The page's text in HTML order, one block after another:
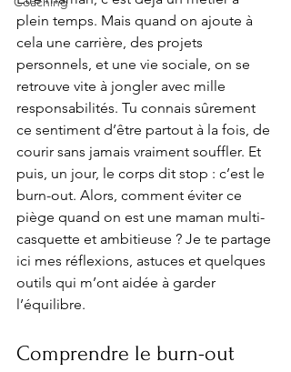
plein temps. Mais quand on ajoute à
cela une carrière, des projets
personnels, et une vie sociale, on se
retrouve vite à jongler avec mille
responsabilités. Tu connais sûrement
ce sentiment d’être partout à la fois, de
courir sans jamais vraiment souffler. Et
puis, un jour, le corps dit stop : c’est le
burn-out. Alors, comment éviter ce
piège quand on est une maman multi-
casquette et ambitieuse ? Je te partage
ici mes réflexions, astuces et quelques
outils qui m’ont aidée à garder
l’équilibre.
Comprendre le burn-out